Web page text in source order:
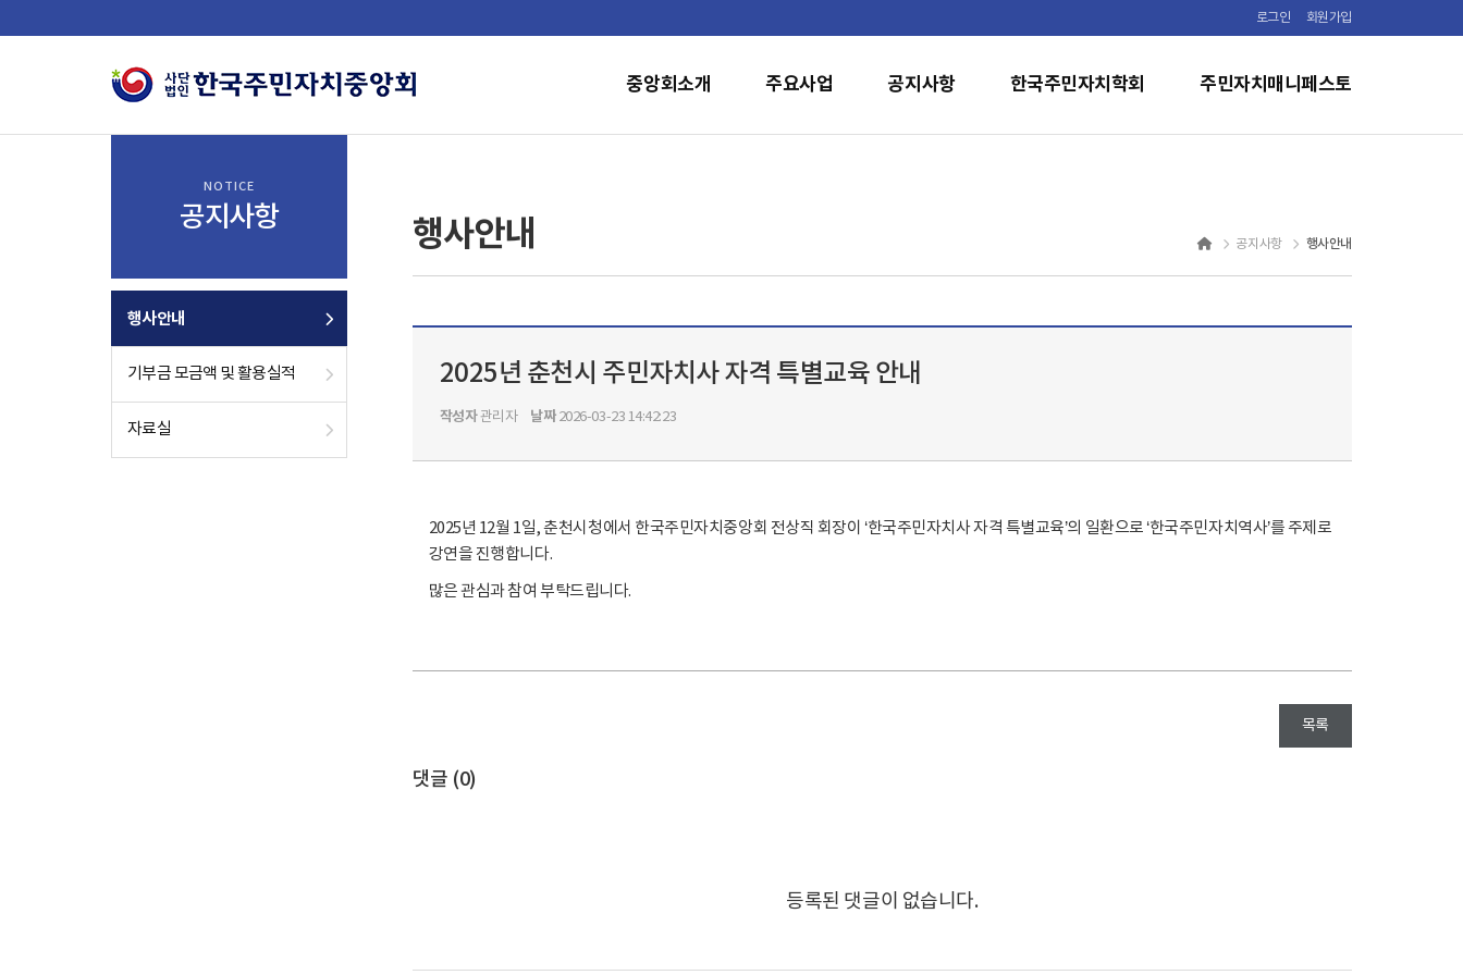
로그인 회원가입
중앙회소개 주요사업 공지사항 한국주민자치학회 주민자치매니페스토
NOTICE
공지사항
행사안내
기부금 모금액 및 활용실적
자료실
행사안내 공지사항 행사안내
2025년 춘천시 주민자치사 자격 특별교육 안내
작성자관리자 날짜2026-03-23 14:42:23
2025년 12월 1일, 춘천시청에서 한국주민자치중앙회 전상직 회장이 ‘한국주민자치사 자격 특별교육’의 일환으로 ‘한국주민자치역사’를 주제로
강연을 진행합니다.
많은 관심과 참여 부탁드립니다.
목록
댓글 (0)
등록된 댓글이 없습니다.